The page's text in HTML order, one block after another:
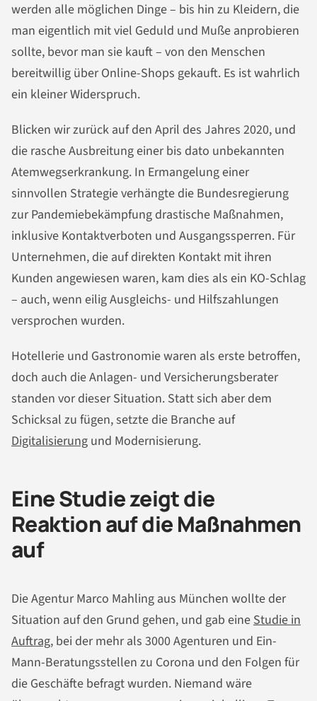
werden alle möglichen Dinge – bis hin zu Kleidern, die
man eigentlich mit viel Geduld und Muße anprobieren
sollte, bevor man sie kauft – von den Menschen
bereitwillig über Online-Shops gekauft. Es ist wahrlich
ein kleiner Widerspruch.
Blicken wir zurück auf den April des Jahres 2020, und
die rasche Ausbreitung einer bis dato unbekannten
Atemwegserkrankung. In Ermangelung einer
sinnvollen Strategie verhängte die Bundesregierung
zur Pandemiebekämpfung drastische Maßnahmen,
inklusive Kontaktverboten und Ausgangssperren. Für
Unternehmen, die auf direkten Kontakt mit ihren
Kunden angewiesen waren, kam dies als ein KO-Schlag
– auch, wenn eilig Ausgleichs- und Hilfszahlungen
versprochen wurden.
Hotellerie und Gastronomie waren als erste betroffen,
doch auch die Anlagen- und Versicherungsberater
standen vor dieser Situation. Statt sich aber dem
Schicksal zu fügen, setzte die Branche auf
Digitalisierung und Modernisierung.
Eine Studie zeigt die
Reaktion auf die Maßnahmen
auf
Die Agentur Marco Mahling aus München wollte der
Situation auf den Grund gehen, und gab eineStudie in
Auftrag, bei der mehr als 3000 Agenturen und Ein-
Mann-Beratungsstellen zu Corona und den Folgen für
die Geschäfte befragt wurden. Niemand wäre